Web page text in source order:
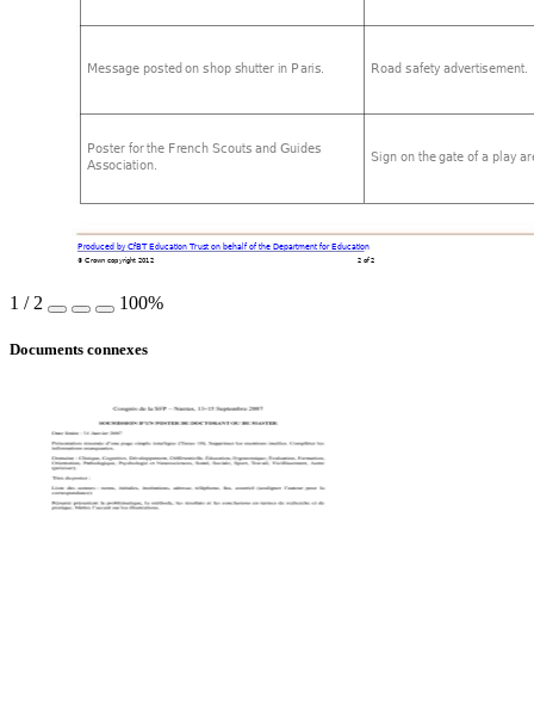
Produced by CfBT Education Trust on behalf of the Department for Education
© Crown copyright 2012 2 of 2
Message posted on shop shutter in Paris. Road safety
Poster for the French Scouts and Guides
Association. Sign on the gate of a play
1 / 2 100%
Documents connexes